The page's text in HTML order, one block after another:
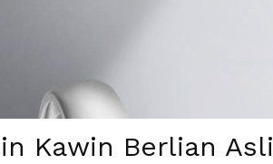
Kawin Berlian Asli